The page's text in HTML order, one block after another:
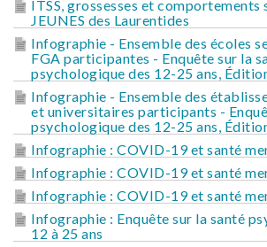
ITSS, grossesses et comportements
JEUNES des Laurentides
Infographie - Ensemble des écoles
FGA participantes - Enquête sur la
psychologique des 12-25 ans,
Infographie - Ensemble des
et universitaires participants -
psychologique des 12-25 ans,
Infographie : COVID-19 et santé
Infographie : COVID-19 et santé
Infographie : COVID-19 et santé
Infographie : Enquête sur la santé
12 à 25 ans